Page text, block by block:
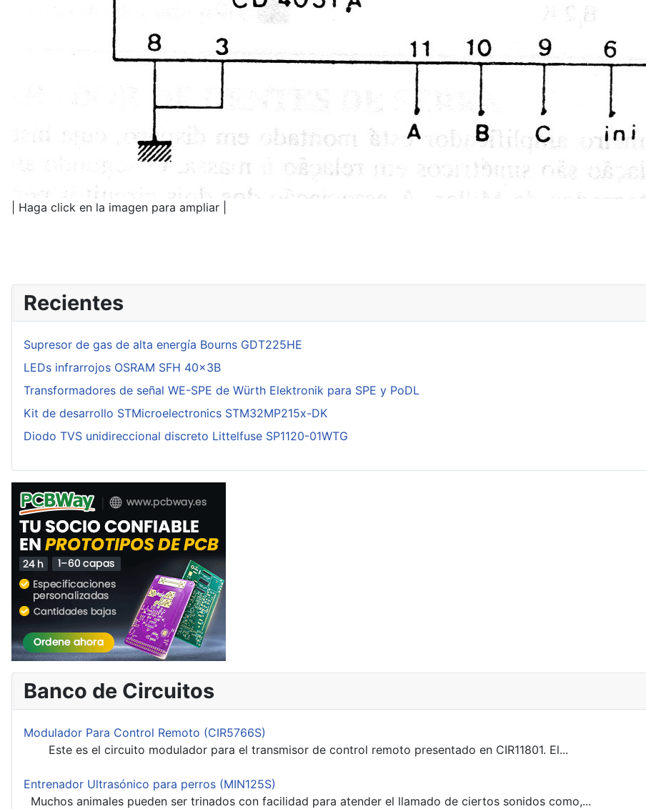
| Haga click en la imagen para ampliar |
Recientes
Supresor de gas de alta energía Bourns GDT225HE
LEDs infrarrojos OSRAM SFH 40x3B
Transformadores de señal WE-SPE de Würth Elektronik para SPE y PoDL
Kit de desarrollo STMicroelectronics STM32MP215x-DK
Diodo TVS unidireccional discreto Littelfuse SP1120-01WTG
Banco de Circuitos
Modulador Para Control Remoto (CIR5766S)
Este es el circuito modulador para el transmisor de control remoto presentado en CIR11801. El...
Entrenador Ultrasónico para perros (MIN125S)
Muchos animales pueden ser trinados con facilidad para atender el llamado de ciertos sonidos como,...